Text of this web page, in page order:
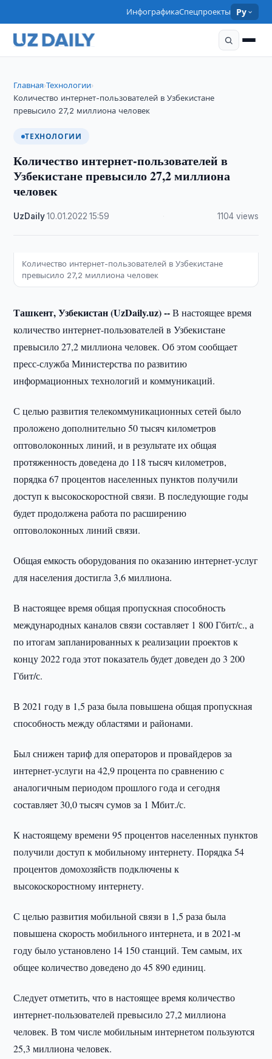
ИнфографикаСпецпроекты Ру
Главная›Технологии›
Количество интернет-пользователей в Узбекистане
превысило 27,2 миллиона человек
ТЕХНОЛОГИИ
Количество интернет-пользователей в
Узбекистане превысило 27,2 миллиона
человек
UzDaily·10.01.2022 ·15:59 1104 views
Количество интернет-пользователей в Узбекистане
превысило 27,2 миллиона человек
Ташкент, Узбекистан (UzDaily.uz) --В настоящее время
количество интернет-пользователей в Узбекистане
превысило 27,2 миллиона человек. Об этом сообщает
пресс-служба Министерства по развитию
информационных технологий и коммуникаций.
С целью развития телекоммуникационных сетей было
проложено дополнительно 50 тысяч километров
оптоволоконных линий, и в результате их общая
протяженность доведена до 118 тысяч километров,
порядка 67 процентов населенных пунктов получили
доступ к высокоскоростной связи. В последующие годы
будет продолжена работа по расширению
оптоволоконных линий связи.
Общая емкость оборудования по оказанию интернет-услуг
для населения достигла 3,6 миллиона.
В настоящее время общая пропускная способность
международных каналов связи составляет 1 800 Гбит/с., а
по итогам запланированных к реализации проектов к
концу 2022 года этот показатель будет доведен до 3 200
Гбит/с.
В 2021 году в 1,5 раза была повышена общая пропускная
способность между областями и районами.
Был снижен тариф для операторов и провайдеров за
интернет-услуги на 42,9 процента по сравнению с
аналогичным периодом прошлого года и сегодня
составляет 30,0 тысяч сумов за 1 Мбит./с.
К настоящему времени 95 процентов населенных пунктов
получили доступ к мобильному интернету. Порядка 54
процентов домохозяйств подключены к
высокоскоростному интернету.
С целью развития мобильной связи в 1,5 раза была
повышена скорость мобильного интернета, и в 2021-м
году было установлено 14 150 станций. Тем самым, их
общее количество доведено до 45 890 единиц.
Следует отметить, что в настоящее время количество
интернет-пользователей превысило 27,2 миллиона
человек. В том числе мобильным интернетом пользуются
25,3 миллиона человек.